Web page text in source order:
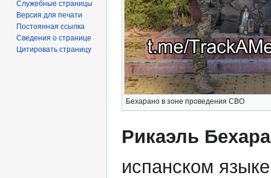
Бехарано в зоне проведения СВО
Рикаэль
испанском
Служебные страницы
Версия для печати
Постоянная ссылка
Сведения о странице
Цитировать страницу